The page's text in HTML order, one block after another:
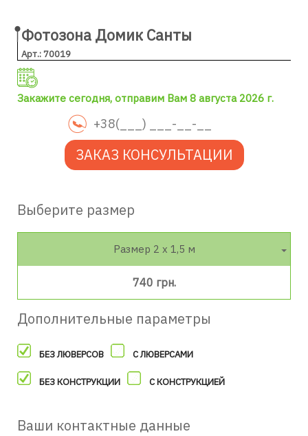
Фотозона Домик Санты
Арт.: 70019
Закажите сегодня, отправим Вам 8 августа 2026 г.
ЗАКАЗ КОНСУЛЬТАЦИИ
Выберите размер
Размер 2 х 1,5 м
740 грн.
Дополнительные параметры
БЕЗ ЛЮВЕРСОВ С ЛЮВЕРСАМИ
БЕЗ КОНСТРУКЦИИ С КОНСТРУКЦИЕЙ
Ваши контактные данные